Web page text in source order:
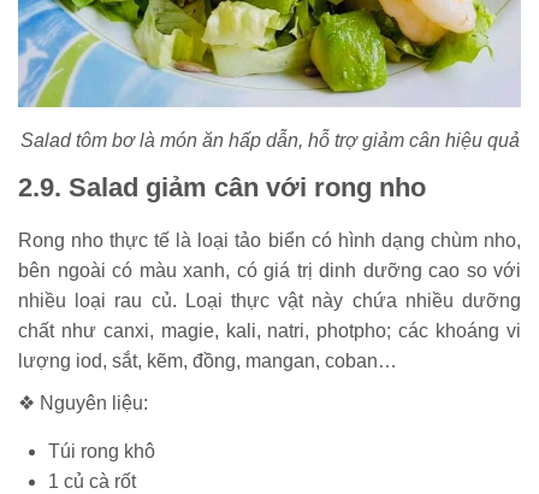
Salad tôm bơ là món ăn hấp dẫn, hỗ trợ giảm cân hiệu quả
2.9. Salad giảm cân với rong nho
Rong nho thực tế là loại tảo biển có hình dạng chùm nho,
bên ngoài có màu xanh, có giá trị dinh dưỡng cao so với
nhiều loại rau củ. Loại thực vật này chứa nhiều dưỡng
chất như canxi, magie, kali, natri, photpho; các khoáng vi
lượng iod, sắt, kẽm, đồng, mangan, coban…
❖ Nguyên liệu:
Túi rong khô
1 củ cà rốt